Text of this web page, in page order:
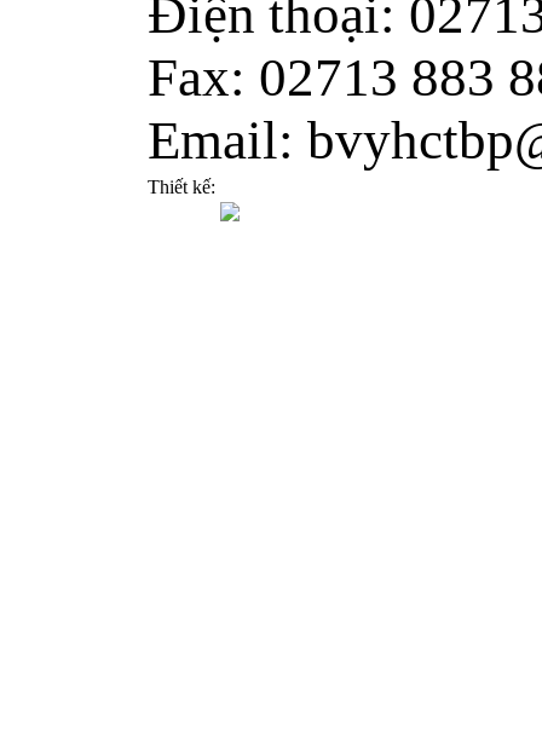
Điện thoại:
Fax: 02713 883
Email:
Thiết kế: